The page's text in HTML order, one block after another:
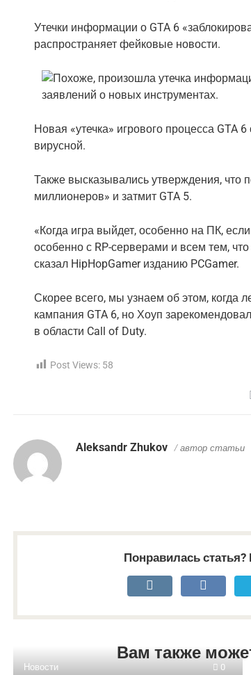
Утечки информации о GTA 6
распространяет фейковые новости.
Новая «утечка» игрового процесса GTA
вирусной.
Также высказывались утверждения, что
миллионеров» и затмит GTA 5.
«Когда игра выйдет, особенно на ПК,
особенно с RP-серверами и всем тем,
сказал HipHopGamer изданию PCGamer.
Скорее всего, мы узнаем об этом, когда
кампания GTA 6, но Хоуп
в области Call of Duty.
Post Views: 58
Aleksandr Zhukov / автор статьи
Понравилась
Вам также
Новости 0